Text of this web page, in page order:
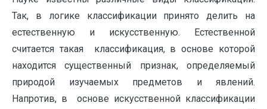
Так, в логике классификации принято делить на
естественную и искусственную. Естественной
считается такая классификация, в основе которой
находится существенный признак, определяемый
природой изучаемых предметов и явлений.
Напротив, в основе искусственной классификации